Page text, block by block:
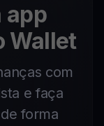
app
Wallet
com
e faça
forma